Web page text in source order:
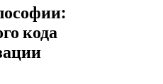
кода